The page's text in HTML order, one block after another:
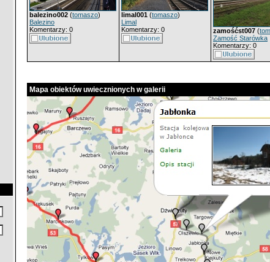
balezino002 (tomaszo)
Balezino
Komentarzy: 0
limal001 (tomaszo)
Limal
Komentarzy: 0
zamośćst007 (
Zamość Starówka
Komentarzy: 0
Mapa obiektów uwiecznionych w galerii